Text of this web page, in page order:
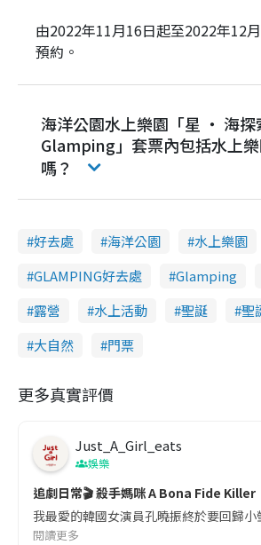
由2022年11月16日起至2022年12月
預約。
海洋公園水上樂園「星 ‧ 海探
Glamping」套票內包括水上
嗎？
好去處 海洋公園
水上樂園
GLAMPING好去處
Glamping
露營
水上活動 聖誕
聖
大自然
門票
更多真實評價
Just_A_Girl_eats
娛樂
追劇日常🎬 殺手媽咪 A Bona Fide Killer
我最愛的韓國女演員孔曉振終於要回歸
閱讀更多